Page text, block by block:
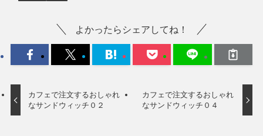
よかったらシェアしてね！
カフェで注文するおしゃれ
なサンドウィッチ０２
カフェで注文するおしゃれ
なサンドウィッチ０４